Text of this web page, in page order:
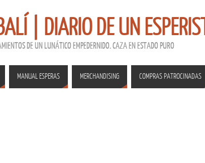
| DIARIO DE UN
DE UN LUNÁTICO EMPEDERNIDO. CAZA EN ESTADO PURO
MANUAL ESPERAS MERCHANDISING COMPRAS PATROCINADAS